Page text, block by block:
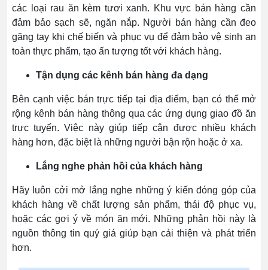
các loại rau ăn kèm tươi xanh. Khu vực bán hàng cần
đảm bảo sạch sẽ, ngăn nắp. Người bán hàng cần đeo
găng tay khi chế biến và phục vụ để đảm bảo vệ sinh an
toàn thực phẩm, tạo ấn tượng tốt với khách hàng.
Tận dụng các kênh bán hàng đa dạng
Bên cạnh việc bán trực tiếp tại địa điểm, bạn có thể mở
rộng kênh bán hàng thông qua các ứng dụng giao đồ ăn
trực tuyến. Việc này giúp tiếp cận được nhiều khách
hàng hơn, đặc biệt là những người bận rộn hoặc ở xa.
Lắng nghe phản hồi của khách hàng
Hãy luôn cởi mở lắng nghe những ý kiến đóng góp của
khách hàng về chất lượng sản phẩm, thái độ phục vụ,
hoặc các gợi ý về món ăn mới. Những phản hồi này là
nguồn thông tin quý giá giúp bạn cải thiện và phát triển
hơn.